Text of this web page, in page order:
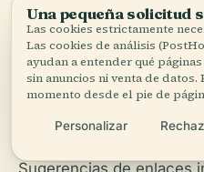
de Maguncia")
Día de mercado con la
alternativo: "Catedral
Sugerencias de enlaces
Una pequeña solicitud
Las cookies estrictamente
Las cookies de análisis
ayudan a entender qué
sin anuncios ni venta de
momento desde el pie de
Personalizar